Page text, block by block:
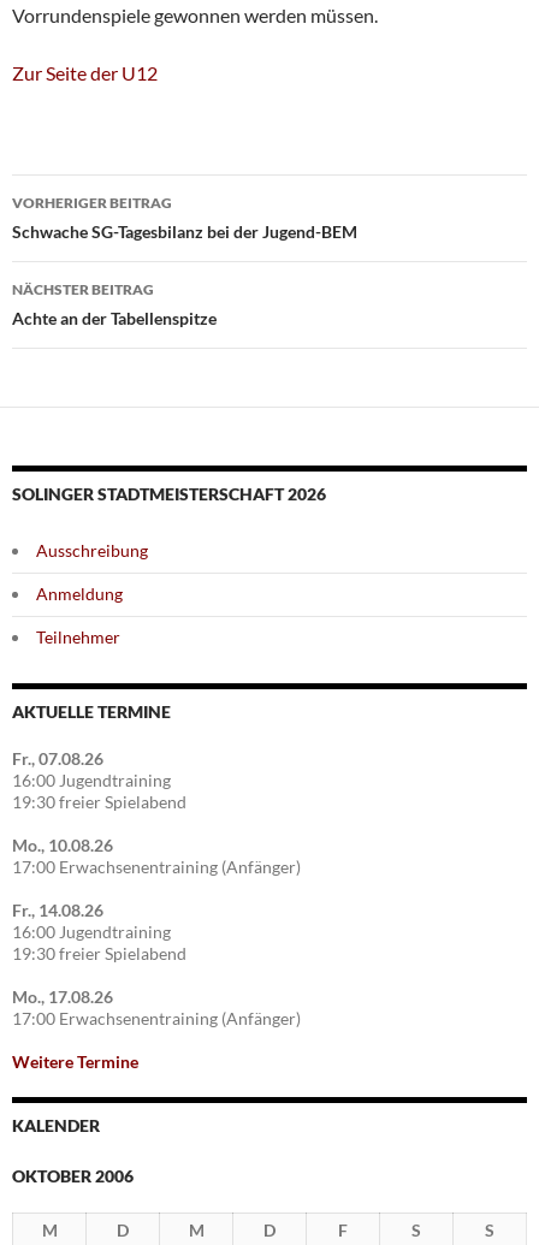
Vorrundenspiele gewonnen werden müssen.
Zur Seite der U12
Beitragsnavigation
VORHERIGER BEITRAG
Schwache SG-Tagesbilanz bei der Jugend-BEM
NÄCHSTER BEITRAG
Achte an der Tabellenspitze
SOLINGER STADTMEISTERSCHAFT 2026
Ausschreibung
Anmeldung
Teilnehmer
AKTUELLE TERMINE
Fr., 07.08.26
16:00 Jugendtraining
19:30 freier Spielabend
Mo., 10.08.26
17:00 Erwachsenentraining (Anfänger)
Fr., 14.08.26
16:00 Jugendtraining
19:30 freier Spielabend
Mo., 17.08.26
17:00 Erwachsenentraining (Anfänger)
Weitere Termine
KALENDER
OKTOBER 2006
M D M D F S
S